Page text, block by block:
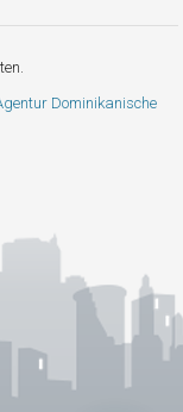
Dominikanische